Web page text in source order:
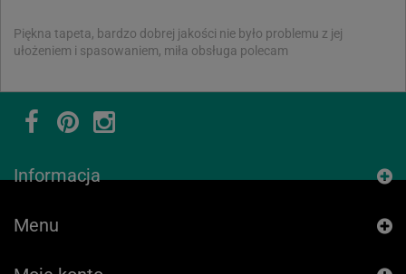
Piękna tapeta, bardzo dobrej jakości nie było problemu z jej
ułożeniem i spasowaniem, miła obsługa polecam
Informacja
Menu